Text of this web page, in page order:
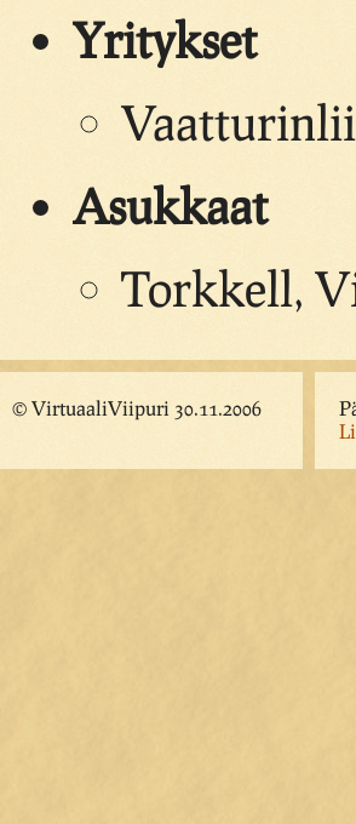
Yritykset
Asukkaat
Torkkell,
© VirtuaaliViipuri 30.11.2006